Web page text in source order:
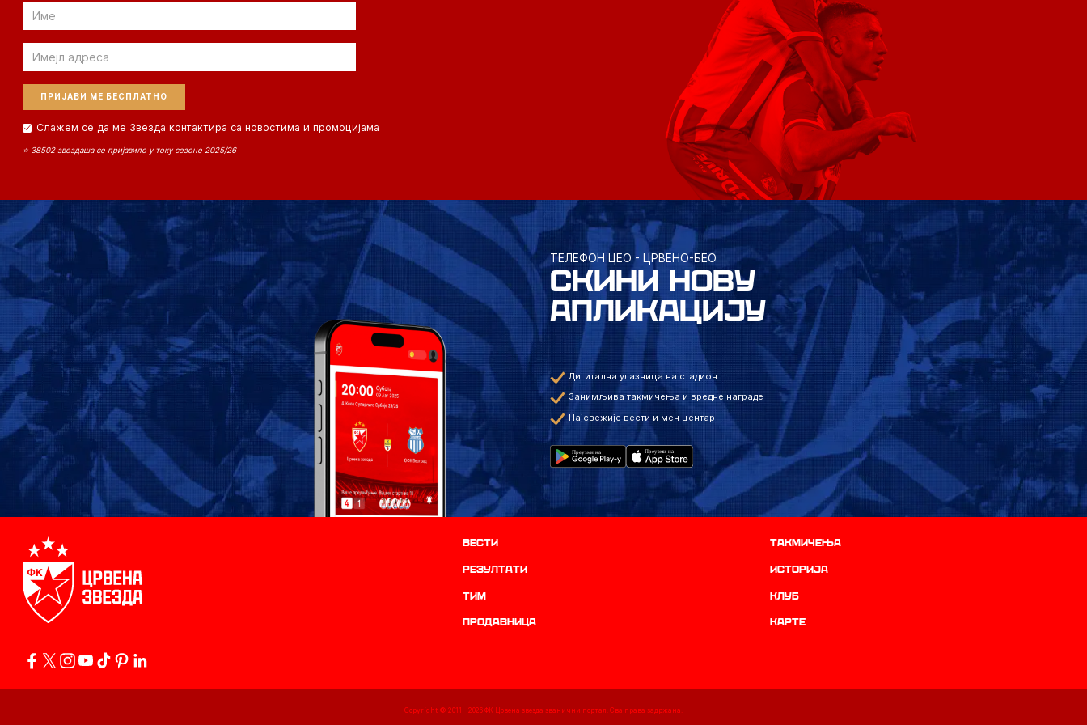
Email
Email
Слажем се да ме Звезда контактира са новостима и промоцијама
⭐ 38502 звездаша се пријавило у току сезоне 2025/26
ТЕЛЕФОН ЦЕО - ЦРВЕНО-БЕО
СКИНИ НОВУ
АПЛИКАЦИЈУ
Дигитална улазница на стадион
Занимљива такмичења и вредне награде
Најсвежије вести и меч центар
Вести Такмичења
резултати историја
ТИМ Клуб
продавница Карте
Copyright © 2011 - 2026ФК Црвена звезда званични портал. Сва права задржана.